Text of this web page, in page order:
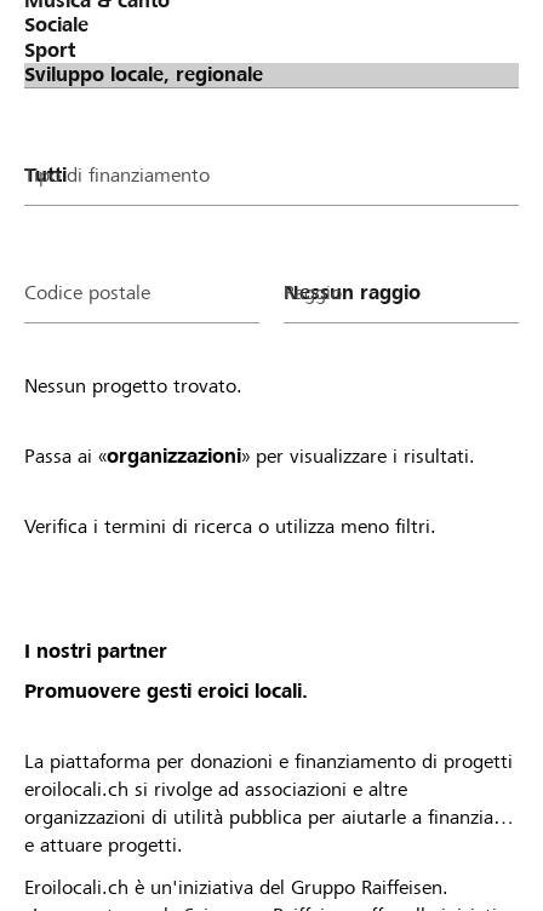
Tipo di finanziamento
Codice postale Raggio
Nessun progetto trovato.
Passa ai «organizzazioni» per visualizzare i risultati.
Verifica i termini di ricerca o utilizza meno filtri.
I nostri partner
Promuovere gesti eroici locali.
La piattaforma per donazioni e finanziamento di progetti
eroilocali.ch si rivolge ad associazioni e altre
organizzazioni di utilità pubblica per aiutarle a finanziare
e attuare progetti.
Eroilocali.ch è un'iniziativa del Gruppo Raiffeisen.